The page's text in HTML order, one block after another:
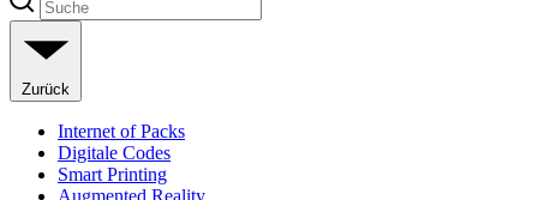
Zurück
Internet of Packs
Digitale Codes
Smart Printing
Augmented Reality